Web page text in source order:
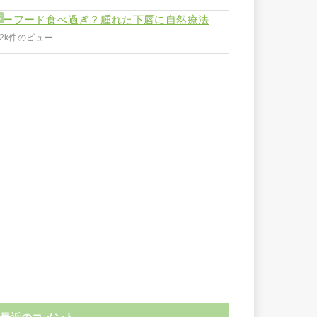
ーフード食べ過ぎ？腫れた下唇に自然療法
件のビュー